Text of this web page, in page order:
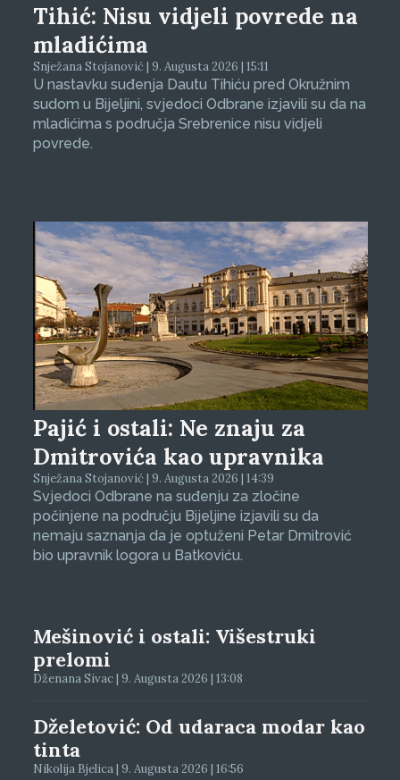
Tihić: Nisu vidjeli povrede na
mladićima
Snježana Stojanović | 9. Augusta 2026 | 15:11
U nastavku suđenja Dautu Tihiću pred Okružnim
sudom u Bijeljini, svjedoci Odbrane izjavili su da na
mladićima s područja Srebrenice nisu vidjeli
povrede.
Pajić i ostali: Ne znaju za
Dmitrovića kao upravnika
Snježana Stojanović | 9. Augusta 2026 | 14:39
Svjedoci Odbrane na suđenju za zločine
počinjene na području Bijeljine izjavili su da
nemaju saznanja da je optuženi Petar Dmitrović
bio upravnik logora u Batkoviću.
Mešinović i ostali: Višestruki
prelomi
Dženana Sivac | 9. Augusta 2026 | 13:08
Dželetović: Od udaraca modar kao
tinta
Nikolija Bjelica | 9. Augusta 2026 | 16:56